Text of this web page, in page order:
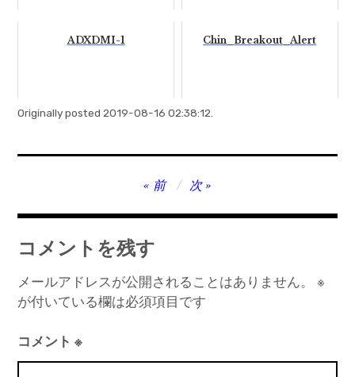
ADXDMI-1 Chin_Breakout_Alert
Originally posted 2019-08-16 02:38:12.
稿
ナ
ビ
ゲ
ー
シ
ョ
前 次
コメントを残す
メールアドレスが公開されることはありません。
※
が付いている欄は必須項目です
コメント※